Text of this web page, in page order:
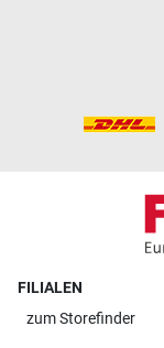
FILIALEN
zumStorefinder